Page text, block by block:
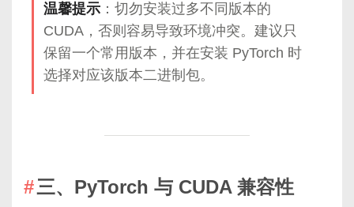
温馨提示 ：切勿安装过多不同版本的
CUDA，否则容易导致环境冲突。建议只
保留一个常用版本，并在安装 PyTorch 时
选择对应该版本二进制包。
三、PyTorch 与 CUDA 兼容性